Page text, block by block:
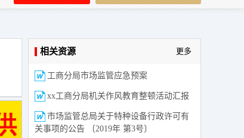
相关资源 更多
工商分局市场监管应急预案
xx工商分局机关作风教育整顿活动汇报
市场监管总局关于特种设备行政许可有
关事项的公告 〔2019年 第3号〕